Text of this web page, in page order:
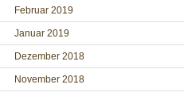
Februar 2019
Januar 2019
Dezember 2018
November 2018